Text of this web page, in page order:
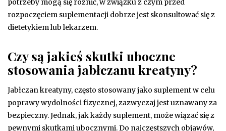
potrzeby mogą się różnić, w związku z czym przed
rozpoczęciem suplementacji dobrze jest skonsultować się z
dietetykiem lub lekarzem.
Czy są jakieś skutki uboczne
stosowania jabłczanu kreatyny?
Jabłczan kreatyny, często stosowany jako suplement w celu
poprawy wydolności fizycznej, zazwyczaj jest uznawany za
bezpieczny. Jednak, jak każdy suplement, może wiązać się z
pewnymi skutkami ubocznymi. Do najczęstszych objawów,